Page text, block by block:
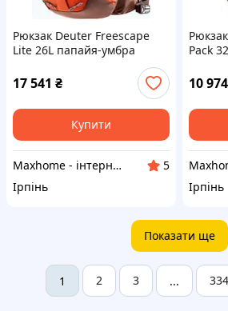
Рюкзак Deuter Freescape
Lite 26L папайя-умбра
17 541 ₴
Купити
Maxhome - інтернет магазин
5
Ірпінь
Pack
10 974
Ірпінь
Показати ще
1 2 3 ... 334